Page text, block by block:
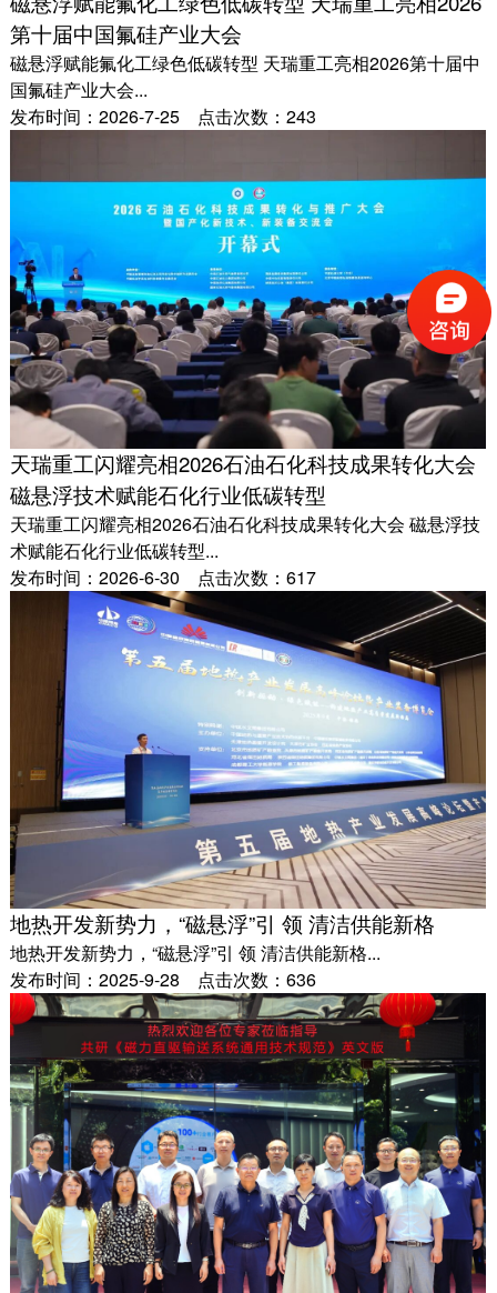
第十届中国氟硅产业大会
磁悬浮赋能氟化工绿色低碳转型 天瑞重工亮相2026第十届中
国氟硅产业大会...
发布时间：2026-7-25 点击次数：243
天瑞重工闪耀亮相2026石油石化科技成果转化大会
磁悬浮技术赋能石化行业低碳转型
天瑞重工闪耀亮相2026石油石化科技成果转化大会 磁悬浮技
术赋能石化行业低碳转型...
发布时间：2026-6-30 点击次数：617
地热开发新势力，“磁悬浮”引 领 清洁供能新格
地热开发新势力，“磁悬浮”引 领 清洁供能新格...
发布时间：2025-9-28 点击次数：636